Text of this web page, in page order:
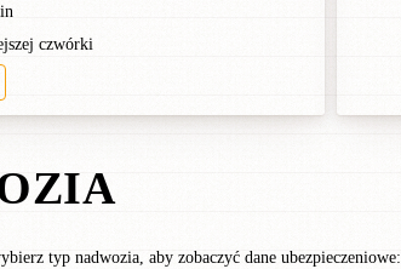
czwórki
typ nadwozia, aby zobaczyć dane ubezpieczeniowe: